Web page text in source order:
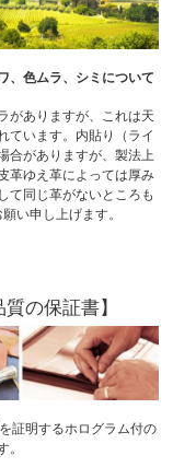
、色ムラ、シミについて
がありますが、これは天
ています。内貼り（ライ
合がありますが、製法上
革ゆえ革によっては厚み
て同じ革がないところも
い申し上げます。
の保証書】
証明するホログラム付の